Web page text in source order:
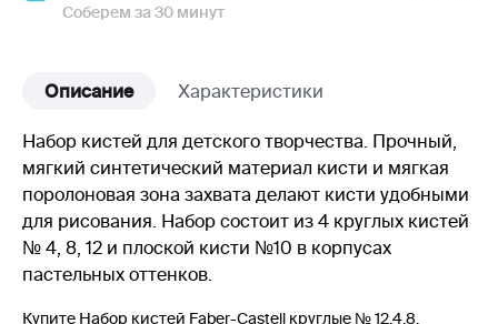
Соберем за 30 минут
Описание Характеристики
Набор кистей для детского творчества. Прочный,
мягкий синтетический материал кисти и мягкая
поролоновая зона захвата делают кисти удобными
для рисования. Набор состоит из 4 круглых кистей
№ 4, 8, 12 и плоской кисти №10 в корпусах
пастельных оттенков.
Купите Набор кистей Faber-Castell круглые № 12,4,8,